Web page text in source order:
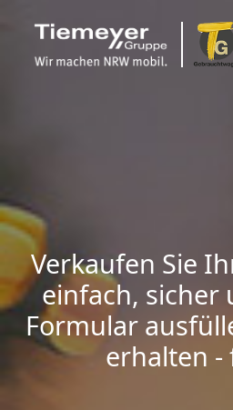
Verkaufen Sie
einfach, sicher
Formular
erhalten -